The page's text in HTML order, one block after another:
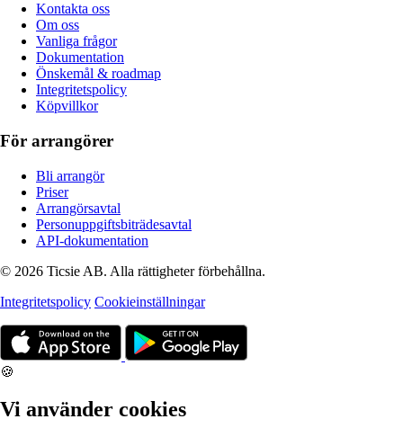
Kontakta oss
Om oss
Vanliga frågor
Dokumentation
Önskemål & roadmap
Integritetspolicy
Köpvillkor
För arrangörer
Bli arrangör
Priser
Arrangörsavtal
Personuppgiftsbiträdesavtal
API-dokumentation
© 2026 Ticsie AB. Alla rättigheter förbehållna.
Integritetspolicy Cookieinställningar
🍪
Vi använder cookies